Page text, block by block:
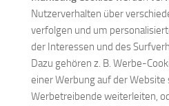
Nutzerverhalten über
verfolgen und um
der Interessen und des
Dazu gehören z. B. Werbe-
einer Werbung auf der Website
Werbetreibende weiterleiten,